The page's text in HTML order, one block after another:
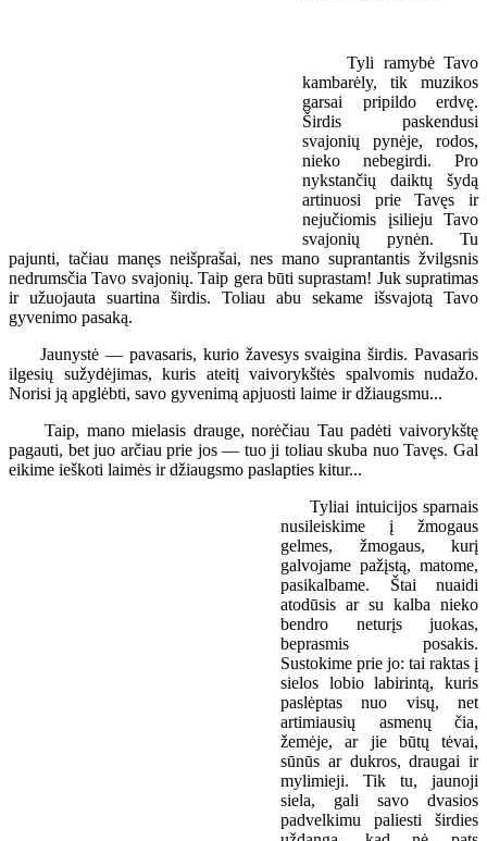
Tyli ramybė Tavo
kambarėly, tik muzikos
garsai pripildo erdvę.
Širdis paskendusi
svajonių pynėje, rodos,
nieko nebegirdi. Pro
nykstančių daiktų šydą
artinuosi prie Tavęs ir
nejučiomis įsilieju Tavo
svajonių pynėn. Tu
pajunti, tačiau manęs neišprašai, nes mano suprantantis žvilgsnis
nedrumsčia Tavo svajonių. Taip gera būti suprastam! Juk supratimas
ir užuojauta suartina širdis. Toliau abu sekame išsvajotą Tavo
gyvenimo pasaką.
Jaunystė — pavasaris, kurio žavesys svaigina širdis. Pavasaris
ilgesių sužydėjimas, kuris ateitį vaivorykštės spalvomis nudažo.
Norisi ją apglėbti, savo gyvenimą apjuosti laime ir džiaugsmu...
Taip, mano mielasis drauge, norėčiau Tau padėti vaivorykštę
pagauti, bet juo arčiau prie jos — tuo ji toliau skuba nuo Tavęs. Gal
eikime ieškoti laimės ir džiaugsmo paslapties kitur...
Tyliai intuicijos sparnais
nusileiskime į žmogaus
gelmes, žmogaus, kurį
galvojame pažįstą, matome,
pasikalbame. Štai nuaidi
atodūsis ar su kalba nieko
bendro neturįs juokas,
beprasmis posakis.
Sustokime prie jo: tai raktas į
sielos lobio labirintą, kuris
paslėptas nuo visų, net
artimiausių asmenų čia,
žemėje, ar jie būtų tėvai,
sūnūs ar dukros, draugai ir
mylimieji. Tik tu, jaunoji
siela, gali savo dvasios
padvelkimu paliesti širdies